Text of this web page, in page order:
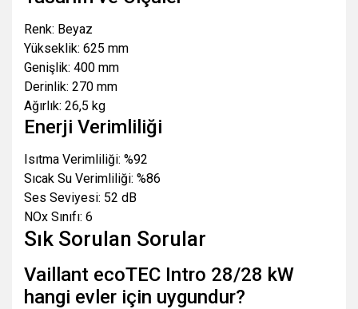
Renk: Beyaz
Yükseklik: 625 mm
Genişlik: 400 mm
Derinlik: 270 mm
Ağırlık: 26,5 kg
Enerji Verimliliği
Isıtma Verimliliği: %92
Sıcak Su Verimliliği: %86
Ses Seviyesi: 52 dB
NOx Sınıfı: 6
Sık Sorulan Sorular
Vaillant ecoTEC Intro 28/28 kW
hangi evler için uygundur?